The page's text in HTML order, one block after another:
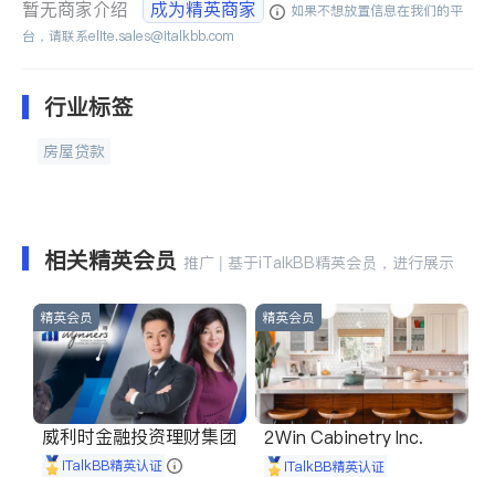
暂无商家介绍 成为精英商家
如果不想放置信息在我们的平
台，请联系elite.sales@italkbb.com
行业标签
房屋贷款
相关精英会员 推广 | 基于iTalkBB精英会员，进行展示
精英会员
威利时金融投资理财集团
iTalkBB精英认证
精英会员
2Win Cabinetry Inc.
iTalkBB精英认证